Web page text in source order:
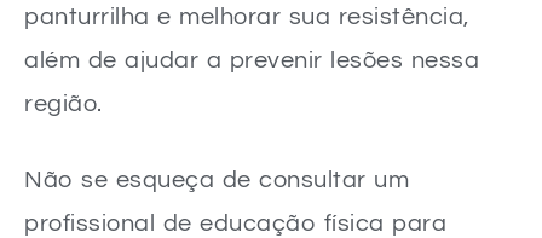
panturrilha e melhorar sua resistência,
além de ajudar a prevenir lesões nessa
região.
Não se esqueça de consultar um
profissional de educação física para